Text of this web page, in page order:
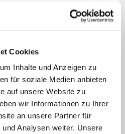
Cookies
Inhalte und Anzeigen zu
für soziale Medien anbieten
auf unsere Website zu
wir Informationen zu Ihrer
an unsere Partner für
Analysen weiter. Unsere
zu entwickeln.
noch zunehmen
haben
dass eine gute
und Beruf für
ein entscheidender
nicht mehr